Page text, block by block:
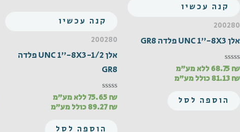
קנה עכשיו
200280
אלן UNC 1"-8X3 פלדה GR8
דורג
0
מתוך
68.75₪
ללא מע"מ
81.13₪
כולל מע"מ
הוספה לסל
קנה עכשיו
200280
אלן UNC 1"-8X3-1/2 פלדה
GR8
דורג
0
מתוך
75.65₪
ללא מע"מ
89.27₪
כולל מע"מ
הוספה לסל